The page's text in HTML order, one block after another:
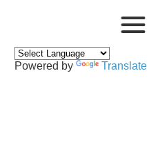
Powered by Translate